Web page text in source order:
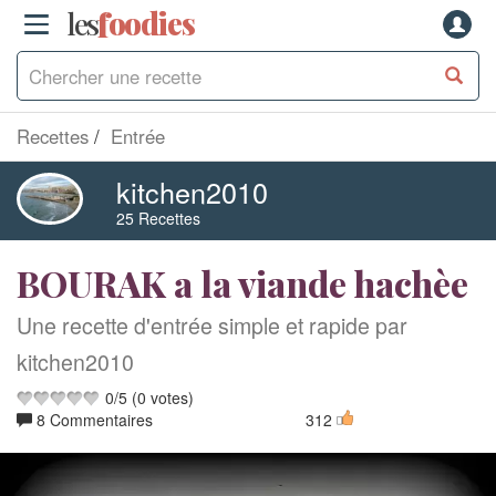
lesfoodies
Recettes Entrée
kitchen2010
25 Recettes
BOURAK a la viande hachèe
Une recette d'entrée simple et rapide par
kitchen2010
0/5 (0 votes)
8 Commentaires
312